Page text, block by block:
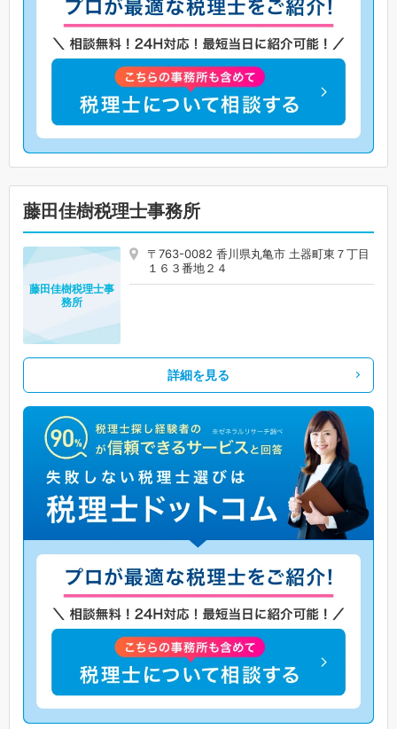
藤田佳樹税理士事務所
〒763-0082 香川県丸亀市 土器町東７丁目
１６３番地２４
藤田佳樹税理士事
務所
詳細を見る